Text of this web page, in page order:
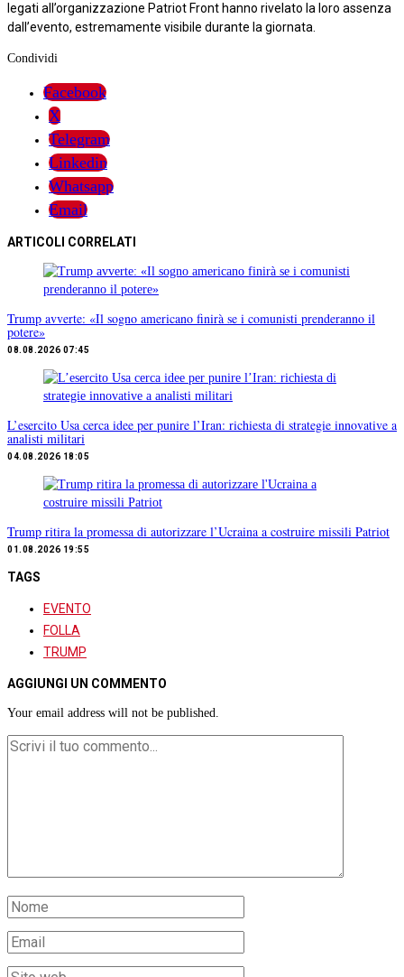
legati all’organizzazione Patriot Front hanno rivelato la loro assenza
dall’evento, estremamente visibile durante la giornata.
Condividi
Facebook
X
Telegram
Linkedin
Whatsapp
Email
ARTICOLI CORRELATI
Trump avverte: «Il sogno americano finirà se i comunisti prenderanno il
potere»
08.08.2026 07:45
L’esercito Usa cerca idee per punire l’Iran: richiesta di strategie innovative a
analisti militari
04.08.2026 18:05
Trump ritira la promessa di autorizzare l’Ucraina a costruire missili Patriot
01.08.2026 19:55
TAGS
EVENTO
FOLLA
TRUMP
AGGIUNGI UN COMMENTO
Your email address will not be published.